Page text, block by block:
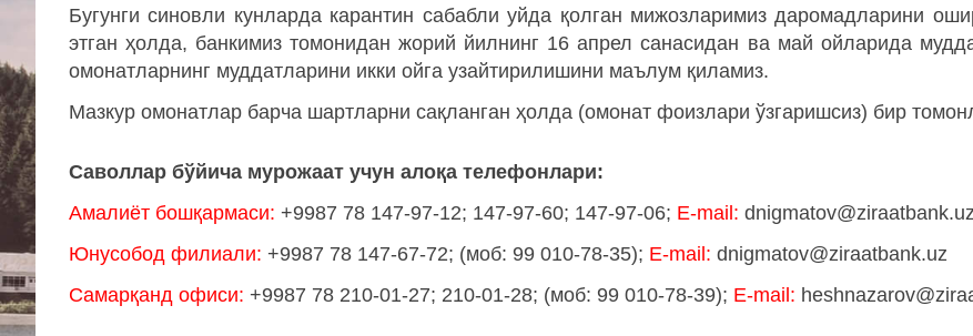
Бугунги синовли кунларда карантин сабабли уйда қолган мижозларимиз даромадларини
этган ҳолда, банкимиз томонидан жорий йилнинг 16 апрел санасидан ва май ойларида
омонатларнинг муддатларини икки ойга узайтирилишини маълум қиламиз.
Мазкур омонатлар барча шартларни сақланган ҳолда (омонат фоизлари ўзгаришсиз) бир
Саволлар бўйича мурожаат учун aлоқа телефонлари:
Амалиёт бошқармаси: +9987 78 147-97-12; 147-97-60; 147-97-06; E-mail: dnigmatov@ziraatbank.uz
Юнусобод филиали: +9987 78 147-67-72; (моб: 99 010-78-35); E-mail: dnigmatov@ziraatbank.uz
Самарқанд офиси: +9987 78 210-01-27; 210-01-28; (моб: 99 010-78-39); E-mail: